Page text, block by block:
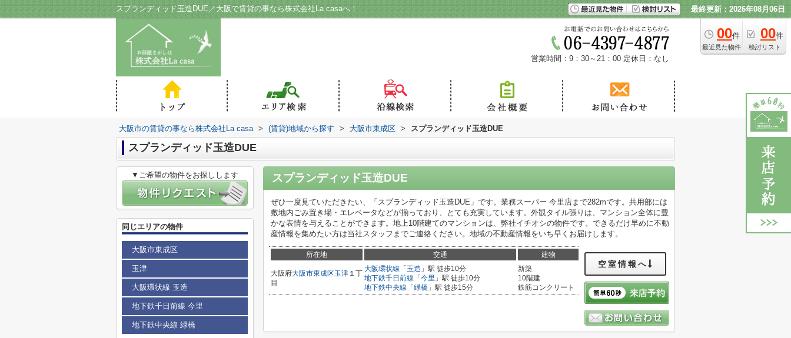
スプランディッド玉造DUE／大阪で賃貸の事なら株式会社La casaへ！ 最終更新：2026年08月06日
00件
最近見た物件
00件
検討リスト
営業時間：9：30～21：00 定休日：なし
大阪市の賃貸の事なら株式会社La casa > (賃貸)地域から探す > 大阪市東成区 > スプランディッド玉造DUE
スプランディッド玉造DUE
スプランディッド玉造DUE
ぜひ一度見ていただきたい、「スプランディッド玉造DUE」です。業務スーパー 今里店まで282mです。共用部には
敷地内ごみ置き場・エレベータなどが揃っており、とても充実しています。外観タイル張りは、マンション全体に豊
かな表情を与えることができます。地上10階建てのマンションは、弊社イチオシの物件です。できるだけ早めに不動
産情報を集めたい方は当社スタッフまでご連絡ください。地域の不動産情報をいち早くお届けします。
所在地 交通 建物
大阪府大阪市東成区玉津 １丁
目
大阪環状線 「 玉造 」駅 徒歩10分
地下鉄千日前線 「 今里 」駅 徒歩10分
地下鉄中央線 「 緑橋 」駅 徒歩15分
新築
10階建
鉄筋コンクリート
空室情報へ
▼ご希望の物件をお探しします
同じエリアの物件
大阪市東成区
玉津
大阪環状線 玉造
地下鉄千日前線 今里
地下鉄中央線 緑橋